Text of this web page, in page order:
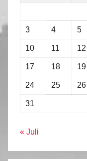
3 4 5
10 11 12
17 18 19
24 25 26
31
« Juli